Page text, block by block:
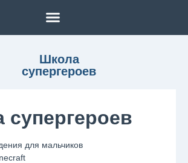
Школа
супергероев
супергероев
для мальчиков